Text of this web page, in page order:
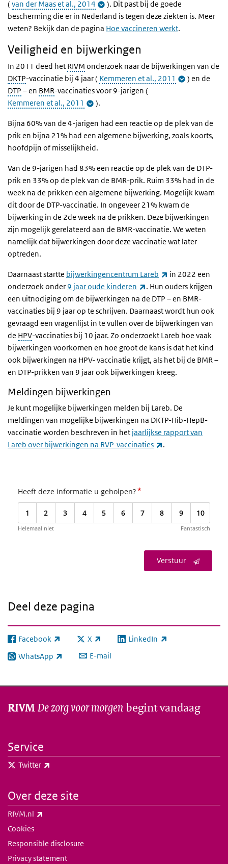
( van der Maas et al., 2014
). Dit past bij de goede
bescherming die er in Nederland is tegen deze ziekten is. Meer
weten? Bekijk dan de pagina Hoe vaccineren werkt.
Veiligheid en bijwerkingen
In 2011 deed het RIVM onderzoek naar de bijwerkingen van de
DKTP-vaccinatie bij 4 jaar ( Kemmeren et al., 2011
) en de
DTP – en BMR-vaccinaties voor 9-jarigen (
Kemmeren et al., 2011
).
Bijna 60% van de 4-jarigen had een reactie op de plek van de
prik en bijna 21% had een algemene bijwerking, zoals koorts,
hoofdpijn of misselijkheid.
Van de 9-jarigen had 83% een reactie op de plek van de DTP-
prik en 33% op de plek van de BMR-prik. Ruim 33% had in de
week na de prikken een algemene bijwerking. Mogelijk kwam
dit door de DTP-vaccinatie. In ongeveer 21% kwam de
bijwerking in de 2de week na de prikken. Deze bijwerkingen
zijn mogelijk gerelateerd aan de BMR-vaccinatie. We weten
namelijk dat bijwerkingen door deze vaccinatie wat later
optreden.
Daarnaast startte bijwerkingencentrum Lareb (externe link)
in 2022 een
onderzoek onder 9 jaar oude kinderen (externe link)
. Hun ouders krijgen
een uitnodiging om de bijwerkingen na de DTP – en BMR-
vaccinaties bij 9 jaar op te schrijven. Daarnaast wordt hun ook
gevraagd een vragenlijst in te vullen over de bijwerkingen van
de HPV-vaccinaties bij 10 jaar. Zo onderzoekt Lareb hoe vaak
bijwerkingen voorkomen en hoe groot de kans is dat het kind
ook bijwerkingen na HPV- vaccinatie krijgt, als het bij de BMR –
en DTP-prikken van 9 jaar ook bijwerkingen kreeg.
Meldingen bijwerkingen
Je kunt mogelijke bijwerkingen melden bij Lareb. De
meldingen van mogelijke bijwerkingen na DKTP-Hib-HepB-
vaccinatie worden beschreven in het jaarlijkse rapport van
Lareb over bijwerkingen na RVP-vaccinaties
(externe link)
.
Heeft deze informatie u geholpen?*
1 2 3 4 5 6 7 8 9 10
Helemaal niet Fantastisch
Verstuur
Deel deze pagina
Facebook
(externe link) X
(externe link) LinkedIn
(externe link)
WhatsApp
(externe link) E-mail
RIVM De zorg voor morgen begint vandaag
Service
Twitter
Over deze site
RIVM.nl
Cookies
Responsible disclosure
Privacy statement